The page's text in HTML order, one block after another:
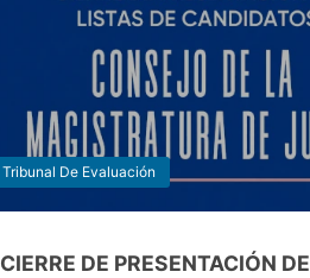
Tribunal De Evaluación
CIERRE DE PRESENTACIÓN DE